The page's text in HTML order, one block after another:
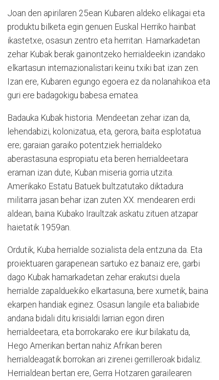
Joan den apirilaren 25ean Kubaren aldeko elikagai eta
produktu bilketa egin genuen Euskal Herriko hainbat
ikastetxe, osasun zentro eta herritan. Hamarkadetan
zehar Kubak berak gainontzeko herrialdeekin izandako
elkartasun internazionalistari keinu txiki bat izan zen.
Izan ere, Kubaren egungo egoera ez da nolanahikoa eta
guri ere badagokigu babesa ematea.
Badauka Kubak historia. Mendeetan zehar izan da,
lehendabizi, kolonizatua, eta, gerora, baita esplotatua
ere; garaian garaiko potentziek herrialdeko
aberastasuna espropiatu eta beren herrialdeetara
eraman izan dute, Kuban miseria gorria utzita.
Amerikako Estatu Batuek bultzatutako diktadura
militarra jasan behar izan zuten XX. mendearen erdi
aldean, baina Kubako Iraultzak askatu zituen atzapar
haietatik 1959an.
Ordutik, Kuba herrialde sozialista dela entzuna da. Eta
proiektuaren garapenean sartuko ez banaiz ere, garbi
dago Kubak hamarkadetan zehar erakutsi duela
herrialde zapalduekiko elkartasuna, bere xumetik, baina
ekarpen handiak eginez. Osasun langile eta baliabide
andana bidali ditu krisialdi larrian egon diren
herrialdeetara, eta borrokarako ere ikur bilakatu da,
Hego Amerikan bertan nahiz Afrikan beren
herrialdeagatik borrokan ari zirenei gerrilleroak bidaliz.
Herrialdean bertan ere, Gerra Hotzaren garailearen